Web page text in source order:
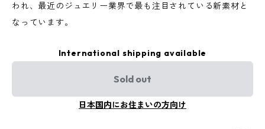
われ、最近のジュエリー業界で最も注目されている新素材と
なっています。
International shipping available
Sold out
日本国内にお住まいの方向け